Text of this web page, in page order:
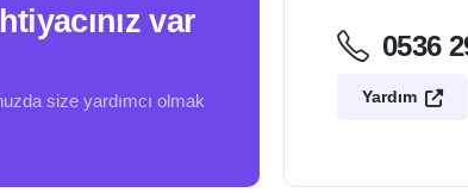
var
size yardımcı olmak
0536
Yardım